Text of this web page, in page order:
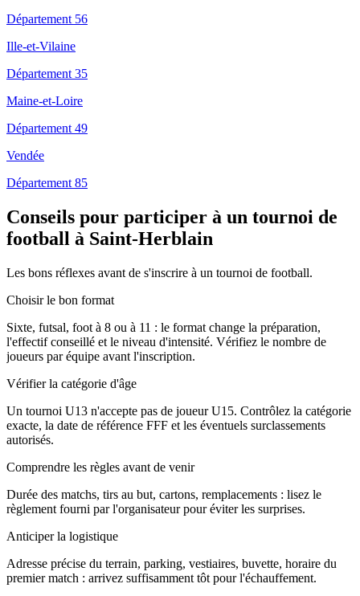
Département 56
Ille-et-Vilaine
Département 35
Maine-et-Loire
Département 49
Vendée
Département 85
Conseils pour participer à un tournoi de
football à Saint-Herblain
Les bons réflexes avant de s'inscrire à un tournoi de football.
Choisir le bon format
Sixte, futsal, foot à 8 ou à 11 : le format change la préparation,
l'effectif conseillé et le niveau d'intensité. Vérifiez le nombre de
joueurs par équipe avant l'inscription.
Vérifier la catégorie d'âge
Un tournoi U13 n'accepte pas de joueur U15. Contrôlez la catégorie
exacte, la date de référence FFF et les éventuels surclassements
autorisés.
Comprendre les règles avant de venir
Durée des matchs, tirs au but, cartons, remplacements : lisez le
règlement fourni par l'organisateur pour éviter les surprises.
Anticiper la logistique
Adresse précise du terrain, parking, vestiaires, buvette, horaire du
premier match : arrivez suffisamment tôt pour l'échauffement.